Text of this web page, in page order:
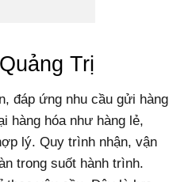
Trị
đáp ứng nhu cầu gửi hàng
hàng hóa như hàng lẻ,
lý. Quy trình nhận, vận
trong suốt hành trình.